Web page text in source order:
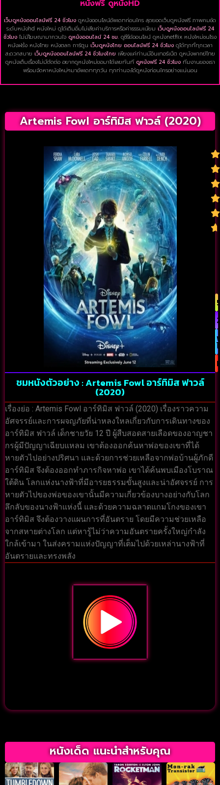
หนังฟรี ดูหนังHD
เว็บดูหนังออนไลน์ฟรี 24 ชั่วโมง ดูหนังออนไลน์อัพเดทก่อนใคร สุดยอดเว็บดูหนังฟรี ภาพคมชัด
ระดับหนังhd หนังใหม่ ดูได้เต็มอิ่มไม่เสียค่าบริการหรือค่าธรรมเนียม เว็บดูหนังออนไลน์ฟรี 24
ชั่วโมง ไม่มีโฆษณามากวนใจ ดูหนังออนไลน์ 24 ชม. ดูซีรีย์ออนไลน์ ดูหนังnetflix หนังใหม่ชนโรง
หนังฝรั่ง หนังไทย หนังตลก การ์ตูน เว็บดูหนังไทย ออนไลน์ฟรี 24 ชั่วโมง ดูได้ทุกที่ทุกเวลา
สะดวกสบาย เว็บดูหนังออนไลน์ฟรี 24 ชั่วโมงไทย เพียงแค่ท่านมีอินเทอร์เน็ต ดูหนังพากย์ไทย
ดูหนังเต็มเรื่องไม่มีตัดต่อ อยากดูหนังใหม่ขอมาได้เลยทันที ดูหนังฟรี 24 ชั่วโมงทีมงานของเรา
พร้อมจัดหาหนังใหม่ๆมาอัพเดททุกวัน ทุกท่านจะได้ดูหนังก่อนใครอย่างแน่นอน
Artemis Fowl อาร์ทิมิส ฟาวล์ (2020)
ชมหนังตัวอย่าง : Artemis Fowl อาร์ทิมิส ฟาวล์
(2020)
เรื่องย่อ : Artemis Fowl อาร์ทิมิส ฟาวล์ (2020) เรื่องราวความ
อัศจรรย์และการผจญภัยที่น่าหลงใหลเกี่ยวกับการเดินทางของ
อาร์ทิมิส ฟาวล์ เด็กชายวัย 12 ปี ผู้สืบสอดสายเลือดของอาญชา
กรผู้มีปัญญาเฉียบแหลม เขาต้องออกค้นหาพ่อของเขาที่ได้
หายตัวไปอย่างปริศนา และด้วยการช่วยเหลือจากพ่อบ้านผู้ภักดี
อาร์ทิมิส จึงต้องออกทำภารกิจหาพ่อ เขาได้ค้นพบเมืองโบราณ
ใต้ดิน โลกแห่งนางฟ้าที่มีอารยธรรมขั้นสูงและน่าอัศจรรย์ การ
หายตัวไปของพ่อของเขานั้นมีความเกี่ยวข้องบางอย่างกับโลก
ลึกลับของนางฟ้าแห่งนี้ และด้วยความฉลาดแกมโกงของเขา
อาร์ทิมิส จึงต้องวางแผนการที่อันตราย โดยมีความช่วยเหลือ
จากสหายต่างโลก แต่หารู้ไม่ว่าความอันตรายครั้งใหญ่กำลัง
ใกล้เข้ามา ในส่งครามแห่งปัญญาที่เต็มไปด้วยเหล่านางฟ้าที่
อันตรายและทรงพลัง
หนังเด็ด แนะนำสำหรับคุณ